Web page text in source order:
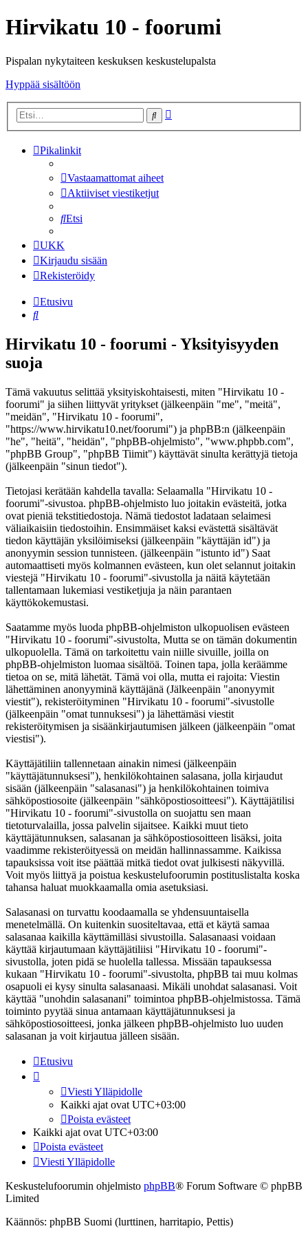
Hirvikatu 10 - foorumi
Pispalan nykytaiteen keskuksen keskustelupalsta
Hyppää sisältöön
Etsi
Pikalinkit
Vastaamattomat aiheet
Aktiiviset viestiketjut
Etsi
UKK
Kirjaudu sisään
Rekisteröidy
Etusivu
Etsi
Hirvikatu 10 - foorumi - Yksityisyyden
suoja
Tämä vakuutus selittää yksityiskohtaisesti, miten "Hirvikatu 10 -
foorumi" ja siihen liittyvät yritykset (jälkeenpäin "me", "meitä",
"meidän", "Hirvikatu 10 - foorumi",
"https://www.hirvikatu10.net/foorumi") ja phpBB:n (jälkeenpäin
"he", "heitä", "heidän", "phpBB-ohjelmisto", "www.phpbb.com",
"phpBB Group", "phpBB Tiimit") käyttävät sinulta kerättyjä tietoja
(jälkeenpäin "sinun tiedot").
Tietojasi kerätään kahdella tavalla: Selaamalla "Hirvikatu 10 -
foorumi"-sivustoa. phpBB-ohjelmisto luo joitakin evästeitä, jotka
ovat pieniä tekstitiedostoja. Nämä tiedostot ladataan selaimesi
väliaikaisiin tiedostoihin. Ensimmäiset kaksi evästettä sisältävät
tiedon käyttäjän yksilöimiseksi (jälkeenpäin "käyttäjän id") ja
anonyymin session tunnisteen. (jälkeenpäin "istunto id") Saat
automaattiseti myös kolmannen evästeen, kun olet selannut joitakin
viestejä "Hirvikatu 10 - foorumi"-sivustolla ja näitä käytetään
tallentamaan lukemiasi vestiketjuja ja näin parantaen
käyttökokemustasi.
Saatamme myös luoda phpBB-ohjelmiston ulkopuolisen evästeen
"Hirvikatu 10 - foorumi"-sivustolta, Mutta se on tämän dokumentin
ulkopuolella. Tämä on tarkoitettu vain niille sivuille, joilla on
phpBB-ohjelmiston luomaa sisältöä. Toinen tapa, jolla keräämme
tietoa on se, mitä lähetät. Tämä voi olla, mutta ei rajoita: Viestin
lähettäminen anonyyminä käyttäjänä (Jälkeenpäin "anonyymit
viestit"), rekisteröityminen "Hirvikatu 10 - foorumi"-sivustolle
(jälkeenpäin "omat tunnuksesi") ja lähettämäsi viestit
rekisteröitymisen ja sisäänkirjautumisen jälkeen (jälkeenpäin "omat
viestisi").
Käyttäjätiliin tallennetaan ainakin nimesi (jälkeenpäin
"käyttäjätunnuksesi"), henkilökohtainen salasana, jolla kirjaudut
sisään (jälkeenpäin "salasanasi") ja henkilökohtainen toimiva
sähköpostiosoite (jälkeenpäin "sähköpostiosoitteesi"). Käyttäjätilisi
"Hirvikatu 10 - foorumi"-sivustolla on suojattu sen maan
tietoturvalailla, jossa palvelin sijaitsee. Kaikki muut tieto
käyttäjätunnuksen, salasanan ja sähköpostiosoitteen lisäksi, joita
vaadimme rekisteröityessä on meidän hallinnassamme. Kaikissa
tapauksissa voit itse päättää mitkä tiedot ovat julkisesti näkyvillä.
Voit myös liittyä ja poistua keskustelufoorumin postituslistalta koska
tahansa haluat muokkaamalla omia asetuksiasi.
Salasanasi on turvattu koodaamalla se yhdensuuntaisella
menetelmällä. On kuitenkin suositeltavaa, että et käytä samaa
salasanaa kaikilla käyttämilläsi sivustoilla. Salasanaasi voidaan
käyttää kirjautumaan käyttäjätiliisi "Hirvikatu 10 - foorumi"-
sivustolla, joten pidä se huolella tallessa. Missään tapauksessa
kukaan "Hirvikatu 10 - foorumi"-sivustolta, phpBB tai muu kolmas
osapuoli ei kysy sinulta salasanaasi. Mikäli unohdat salasanasi. Voit
käyttää "unohdin salasanani" toimintoa phpBB-ohjelmistossa. Tämä
toiminto pyytää sinua antamaan käyttäjätunnuksesi ja
sähköpostiosoitteesi, jonka jälkeen phpBB-ohjelmisto luo uuden
salasanan ja voit kirjautua jälleen sisään.
Etusivu
Viesti Ylläpidolle
Kaikki ajat ovat UTC+03:00
Poista evästeet
Kaikki ajat ovat UTC+03:00
Poista evästeet
Viesti Ylläpidolle
Keskustelufoorumin ohjelmisto phpBB® Forum Software © phpBB
Limited
Käännös: phpBB Suomi (lurttinen, harritapio, Pettis)